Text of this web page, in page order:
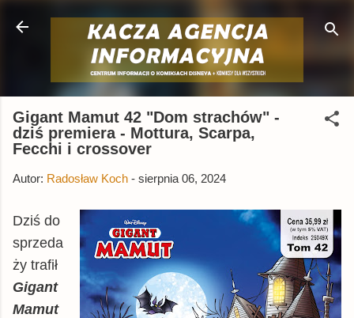
Przejdź do głównej zawartości
Gigant Mamut 42 "Dom strachów" -
dziś premiera - Mottura, Scarpa,
Fecchi i crossover
Autor: Radosław Koch - sierpnia 06, 2024
Dziś do
sprzeda
ży trafił
Gigant
Mamut